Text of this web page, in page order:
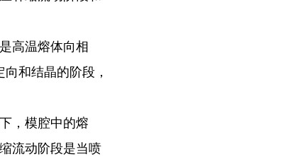
高温熔体向相
和结晶的阶段，
，模腔中的熔
流动阶段是当喷